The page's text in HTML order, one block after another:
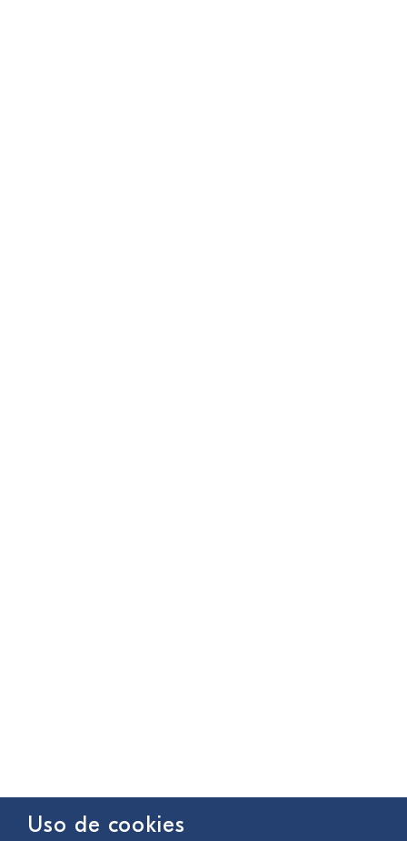
Uso de cookies